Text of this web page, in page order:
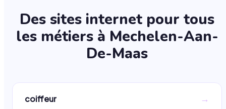
Des sites internet pour tous
les métiers à Mechelen-Aan-
De-Maas
coiffeur →